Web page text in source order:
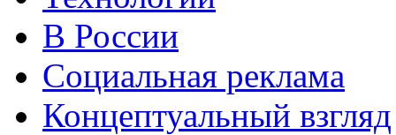
В России
Социальная реклама
Концептуальный взгляд